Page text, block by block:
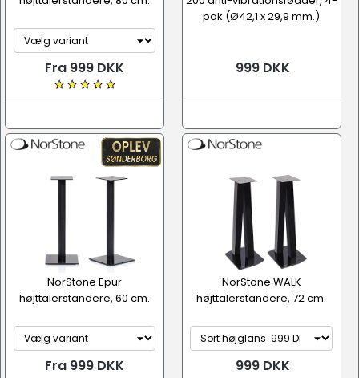
Fra 999 DKK
pak (Ø42,1 x 29,9 mm.)
999 DKK
NorStone Epur
højttalerstandere, 60 cm.
Fra 999 DKK
NorStone WALK
højttalerstandere, 72 cm.
999 DKK